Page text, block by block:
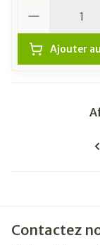
Ajouter
Contactez